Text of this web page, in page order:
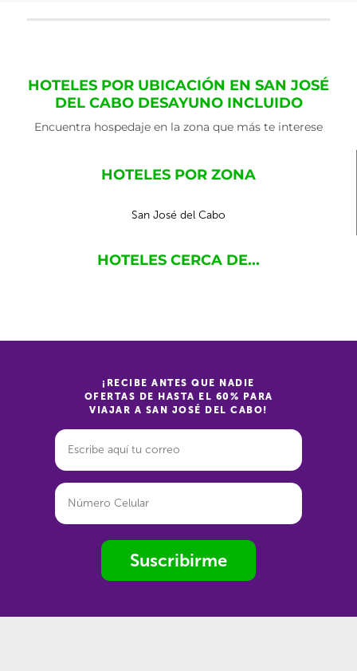
HOTELES POR UBICACIÓN EN SAN JOSÉ
DEL CABO DESAYUNO INCLUIDO
Encuentra hospedaje en la zona que más te interese
HOTELES POR ZONA
San José del Cabo
HOTELES CERCA DE...
¡RECIBE ANTES QUE NADIE
OFERTAS DE HASTA EL 60% PARA
VIAJAR A SAN JOSÉ DEL CABO!
Suscribirme